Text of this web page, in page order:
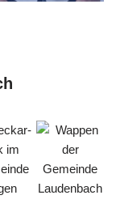
im